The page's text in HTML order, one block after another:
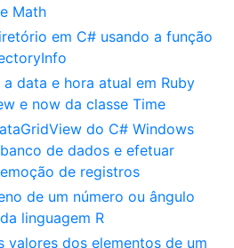
Math
em C# usando a função
data e hora atual em Ruby
e now da classe Time
do C# Windows
de dados e efetuar
de registros
de um número ou ângulo
linguagem R
valores dos elementos de um